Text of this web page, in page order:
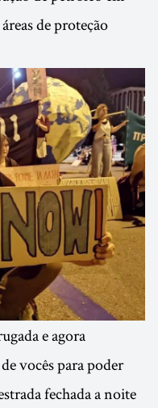
de proteção
e agora
vocês para poder
fechada a noite